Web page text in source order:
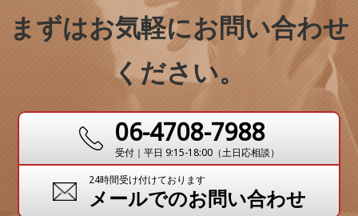
まずはお気軽にお問い合わせ
ください。
06-4708-7988
受付｜平日 9:15-18:00（土日応相談）
24時間受け付けております
メールでのお問い合わせ